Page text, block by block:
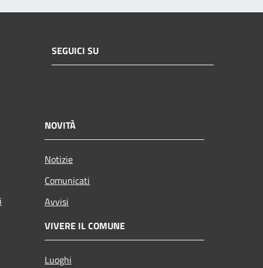
SEGUICI SU
NOVITÀ
Notizie
Comunicati
Avvisi
VIVERE IL COMUNE
Luoghi